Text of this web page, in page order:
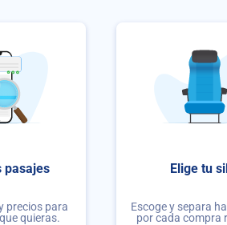
pasajes
precios para
quieras.
Elige tu
Escoge y separa
por cada compra